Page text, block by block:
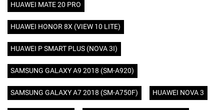
HUAWEI MATE 20 PRO
HUAWEI HONOR 8X (VIEW 10 LITE)
HUAWEI P SMART PLUS (NOVA 3I)
SAMSUNG GALAXY A9 2018 (SM-A920)
SAMSUNG GALAXY A7 2018 (SM-A750F) HUAWEI NOVA 3